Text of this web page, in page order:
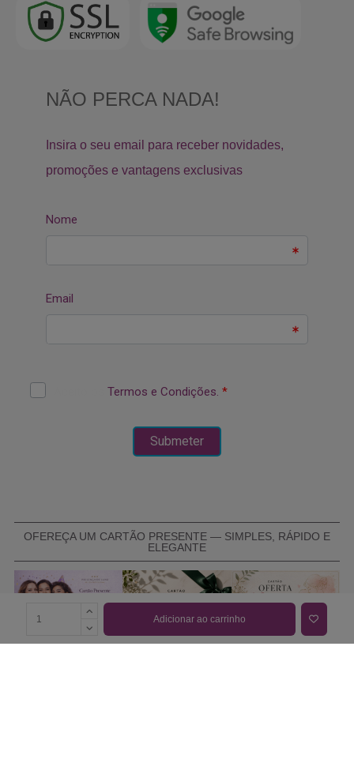
Adicionar ao carrinho
OFEREÇA UM CARTÃO PRESENTE — SIMPLES, RÁPIDO E
ELEGANTE